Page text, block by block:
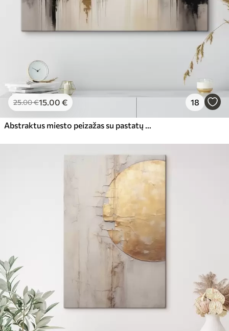
25.00€15.00 € 18
Abstraktus miesto peizažas su pastatų atspindžiais vandenyje, sukurtas neutraliais tonais su šiltų atspalvių akcentais